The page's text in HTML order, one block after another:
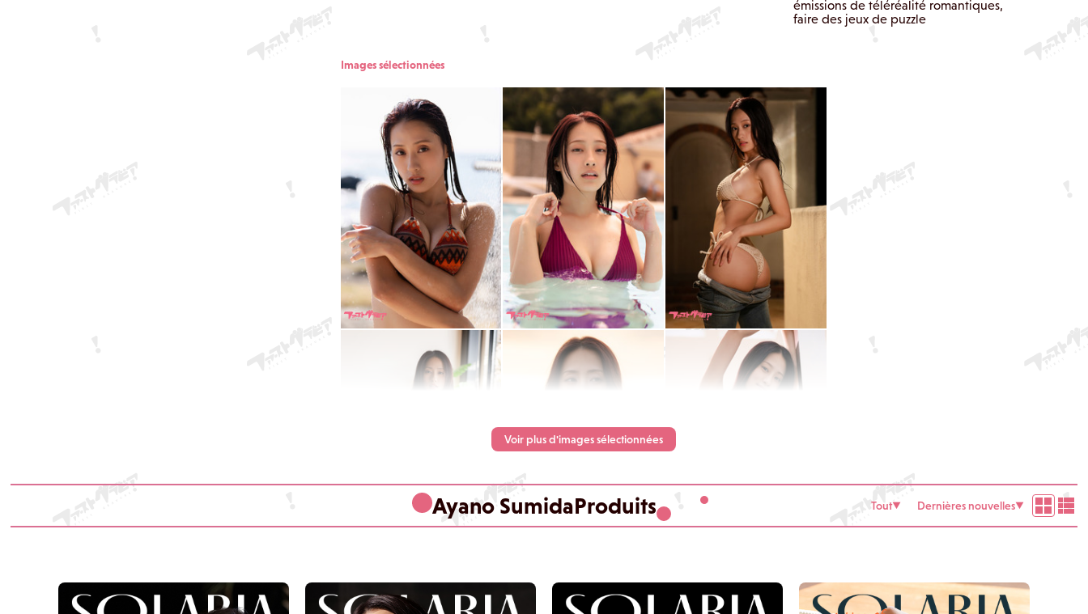
émissions de téléréalité romantiques,
faire des jeux de puzzle
Images sélectionnées
Voir plus d'images sélectionnées
Ayano SumidaProduits Tout▼ Dernières nouvelles▼